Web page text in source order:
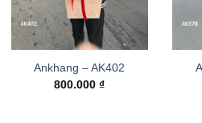
Ankhang – AK402
800.000₫